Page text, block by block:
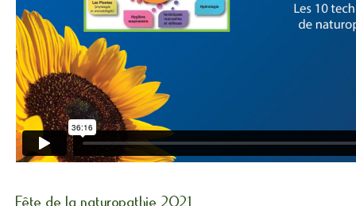
Fête de la naturopathie 2021